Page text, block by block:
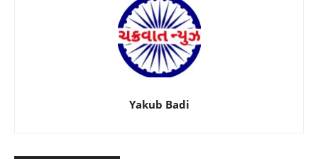
Yakub Badi